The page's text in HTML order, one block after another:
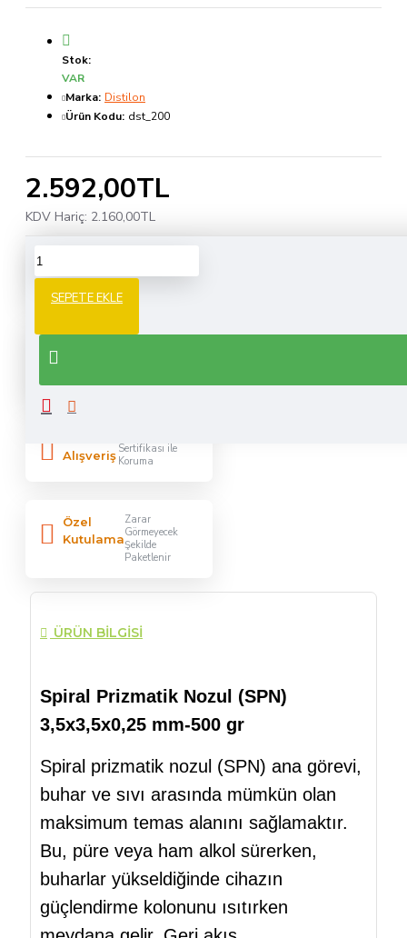
2.592,00TL
KDV Hariç: 2.160,00TL
Stok:
VAR
Marka: Distilon
Ürün Kodu: dst_200
SEPETE EKLE
Kargo
Alışveriş Sertifikası ile
Koruma
Özel
Kutulama
Zarar
Görmeyecek
Şekilde
Paketlenir
ÜRÜN BILGISI
Spiral Prizmatik Nozul (SPN)
3,5x3,5x0,25 mm-500 gr
Spiral prizmatik nozul (SPN) ana görevi,
buhar ve sıvı arasında mümkün olan
maksimum temas alanını sağlamaktır.
Bu, püre veya ham alkol sürerken,
buharlar yükseldiğinde cihazın
güçlendirme kolonunu ısıtırken